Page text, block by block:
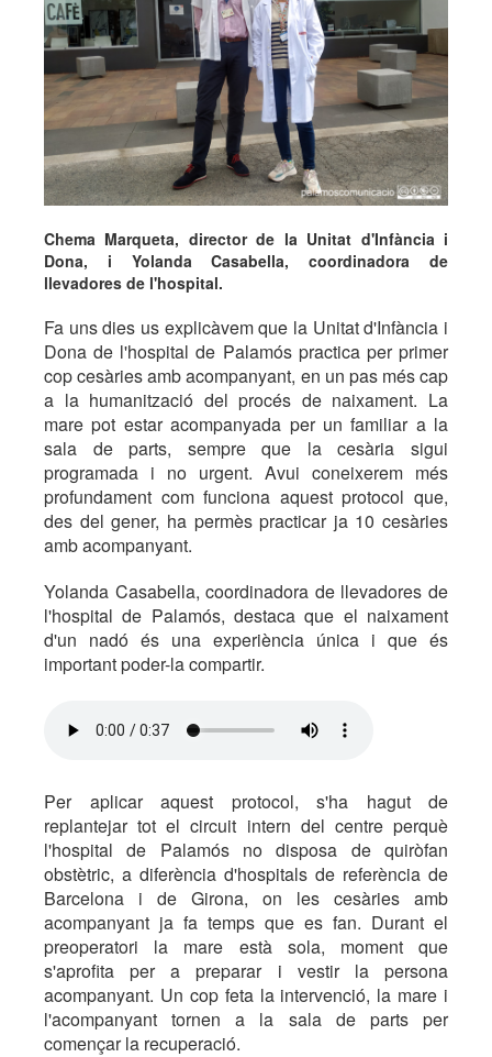
Chema Marqueta, director de la Unitat d'Infància i
Dona, i Yolanda Casabella, coordinadora de
llevadores de l'hospital.
Fa uns dies us explicàvem que la Unitat d'Infància i
Dona de l'hospital de Palamós practica per primer
cop cesàries amb acompanyant, en un pas més cap
a la humanització del procés de naixament. La
mare pot estar acompanyada per un familiar a la
sala de parts, sempre que la cesària sigui
programada i no urgent. Avui coneixerem més
profundament com funciona aquest protocol que,
des del gener, ha permès practicar ja 10 cesàries
amb acompanyant.
Yolanda Casabella, coordinadora de llevadores de
l'hospital de Palamós, destaca que el naixament
d'un nadó és una experiència única i que és
important poder-la compartir.
Per aplicar aquest protocol, s'ha hagut de
replantejar tot el circuit intern del centre perquè
l'hospital de Palamós no disposa de quiròfan
obstètric, a diferència d'hospitals de referència de
Barcelona i de Girona, on les cesàries amb
acompanyant ja fa temps que es fan. Durant el
preoperatori la mare està sola, moment que
s'aprofita per a preparar i vestir la persona
acompanyant. Un cop feta la intervenció, la mare i
l'acompanyant tornen a la sala de parts per
començar la recuperació.